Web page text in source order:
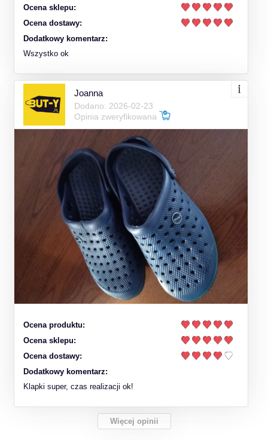
Ocena sklepu:
Ocena dostawy:
Dodatkowy komentarz:
Wszystko ok
Joanna
Dodano: 2026-02-23
Opinia zweryfikowana
Ocena produktu:
Ocena sklepu:
Ocena dostawy:
Dodatkowy komentarz:
Klapki super, czas realizacji ok!
Więcej opinii